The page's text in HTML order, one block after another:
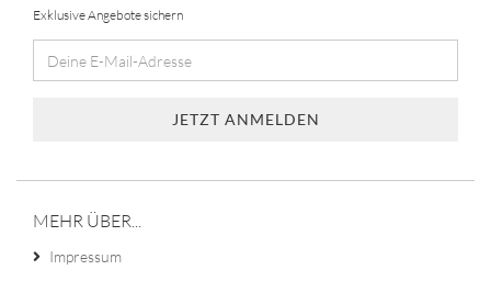
Exklusive Angebote sichern
MEHR ÜBER...
Impressum